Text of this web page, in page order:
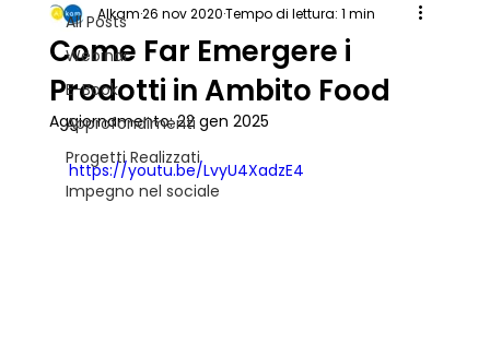
All Posts
Webinar
E-Book
Approfondimenti
Progetti Realizzati
Impegno nel sociale
Come Far Emergere i
Prodotti in Ambito Food
Alkam26 nov 2020Tempo di lettura: 1 min
Aggiornamento:22 gen 2025
https://youtu.be/LvyU4XadzE4